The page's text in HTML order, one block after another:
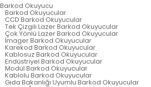
Barkod Okuyucu
Barkod Okuyucular
CCD Barkod Okuyucular
Tek Çizgili Lazer Barkod Okuyucular
Çok Yönlü Lazer Barkod Okuyucular
İmager Barkod Okuyucular
Karekod Barkod Okuyucular
Kablosuz Barkod Okuyucular
Endüstriyel Barkod Okuyucular
Modül Barkod Okuyucular
Kablolu Barkod Okuyucular
Gıda Bakanlığı Uyumlu Barkod Okuyucular